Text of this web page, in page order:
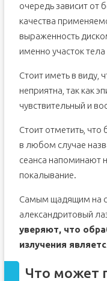
очередь зависит от
качества
выраженность
именно участок
Стоит иметь в виду,
неприятна, так как
чувствительный и
Стоит отметить,
в любом случае
сеанса напоминают
покалывание.
Самым щадящим на
александритовый
уверяют, что
излучения
Что может